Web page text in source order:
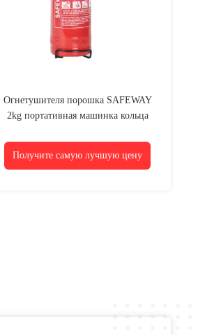
Огнетушителя порошка SAFEWAY
2kg портативная машинка кольца
Получите самую лучшую цену